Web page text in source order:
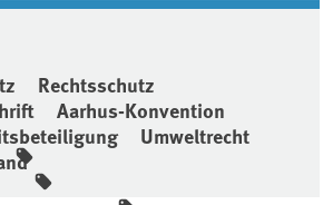
Rechtsschutz
Aarhus-Konvention
Umweltrecht